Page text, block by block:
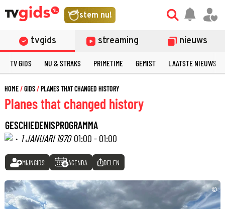
stem nu!
tvgids streaming nieuws
TV GIDS NU & STRAKS PRIMETIME GEMIST LAATSTE NIEUWS
HOME GIDS PLANES THAT CHANGED HISTORY
Planes that changed history
GESCHIEDENISPROGRAMMA
· 1 JANUARI 1970 01:00 - 01:00
MIJNGIDS AGENDA DELEN
©